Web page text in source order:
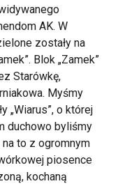
AK. W
zostały na
Blok „Zamek”
Starówkę,
Myśmy
„Wiarus”, o której
duchowo byliśmy
to z ogromnym
piosence
kochaną